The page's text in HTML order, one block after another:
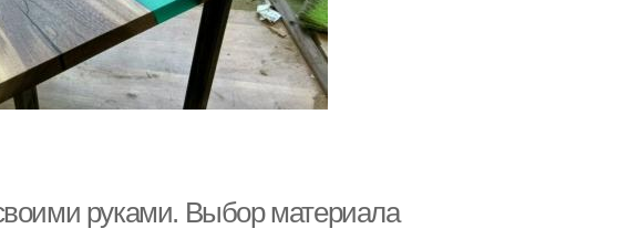
руками. Выбор материала